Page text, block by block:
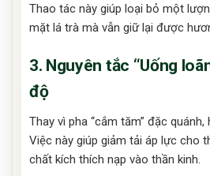
Thao tác này giúp loại bỏ một
mặt lá trà mà vẫn giữ lại được
3. Nguyên tắc “Uống
độ
Thay vì pha “cắm tăm” đặc quánh,
Việc này giúp giảm tải áp lực cho
chất kích thích nạp vào thần kinh.